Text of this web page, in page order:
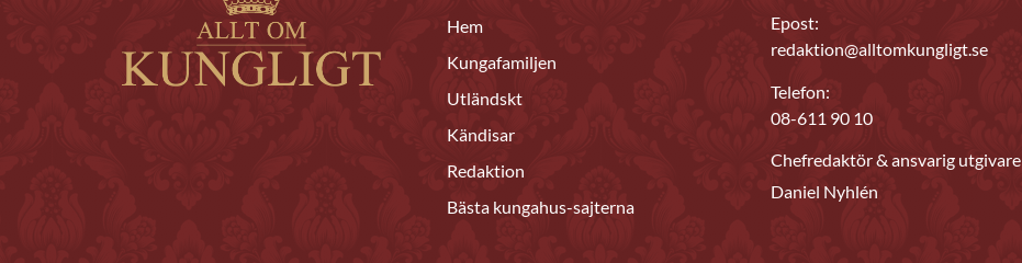
Hem
Kungafamiljen
Utländskt
Kändisar
Redaktion
Bästa kungahus-sajterna
Epost:
redaktion@alltomkungligt.se
Telefon:
08-611 90 10
Chefredaktör & ansvarig utgivare
Daniel Nyhlén